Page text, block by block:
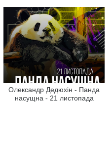
Олександр Дедюхін - Панда
насущна - 21 листопада